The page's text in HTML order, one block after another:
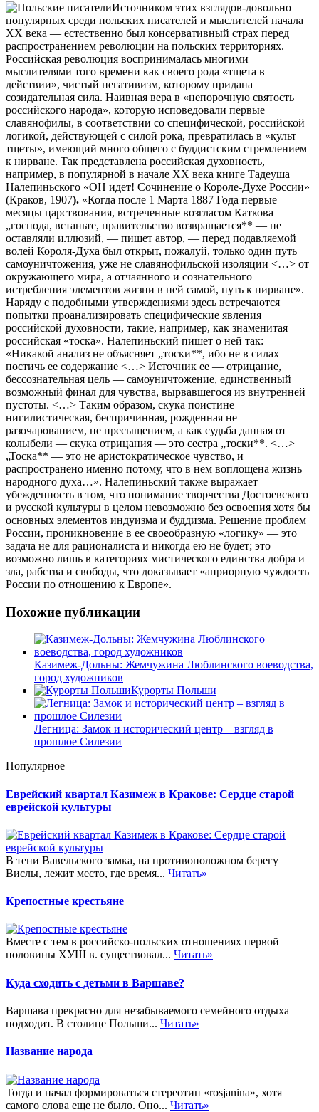
Источником этих взглядов-довольно
популярных среди польских писателей и мыслителей начала
XX века — естественно был консервативный страх перед
распространением революции на польских территориях.
Российская революция воспринималась многими
мыслителями того времени как своего рода «тщета в
действии», чистый негативизм, которому придана
созидательная сила. Наивная вера в «непорочную святость
российского народа», которую исповедовали первые
славянофилы, в соответствии со специфической, российской
логикой, действующей с силой рока, превратилась в «культ
тщеты», имеющий много общего с буддистским стремлением
к нирване. Так представлена российская духовность,
например, в популярной в начале XX века книге Тадеуша
Налепиньского «ОН идет! Сочинение о Короле-Духе России»
(Краков, 1907). «Когда после 1 Марта 1887 Года первые
месяцы царствования, встреченные возгласом Каткова
„господа, встаньте, правительство возвращается** — не
оставляли иллюзий, — пишет автор, — перед подавляемой
волей Короля-Духа был открыт, пожалуй, только один путь
самоуничтожения, уже не славянофильской изоляции <…> от
окружающего мира, а отчаянного и сознательного
истребления элементов жизни в ней самой, путь к нирване».
Наряду с подобными утверждениями здесь встречаются
попытки проанализировать специфические явления
российской духовности, такие, например, как знаменитая
российская «тоска». Налепиньский пишет о ней так:
«Никакой анализ не объясняет „тоски**, ибо не в силах
постичь ее содержание <…> Источник ее — отрицание,
бессознательная цель — самоуничтожение, единственный
возможный финал для чувства, вырвавшегося из внутренней
пустоты. <…> Таким образом, скука поистине
нигилистическая, беспричинная, рожденная не
разочарованием, не пресыщением, а как судьба данная от
колыбели — скука отрицания — это сестра „тоски**. <…>
„Тоска** — это не аристократическое чувство, и
распространено именно потому, что в нем воплощена жизнь
народного духа…». Налепиньский также выражает
убежденность в том, что понимание творчества Достоевского
и русской культуры в целом невозможно без освоения хотя бы
основных элементов индуизма и буддизма. Решение проблем
России, проникновение в ее своеобразную «логику» — это
задача не для рационалиста и никогда ею не будет; это
возможно лишь в категориях мистического единства добра и
зла, рабства и свободы, что доказывает «априорную чуждость
России по отношению к Европе».
Похожие публикации
Казимеж-Дольны: Жемчужина Люблинского воеводства,
город художников
Курорты Польши
Легница: Замок и исторический центр – взгляд в
прошлое Силезии
Популярное
Еврейский квартал Казимеж в Кракове: Сердце старой
еврейской культуры
В тени Вавельского замка, на противоположном берегу
Вислы, лежит место, где время... Читать»
Крепостные крестьяне
Вместе с тем в российско-польских отношениях первой
половины ХУШ в. существовал... Читать»
Куда сходить с детьми в Варшаве?
Варшава прекрасно для незабываемого семейного отдыха
подходит. В столице Польши... Читать»
Название народа
Тогда и начал формироваться стереотип «rosjanina», хотя
самого слова еще не было. Оно... Читать»